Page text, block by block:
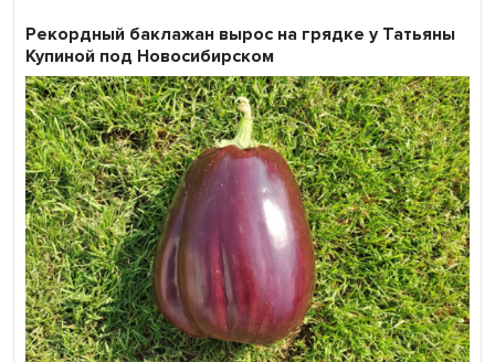
Рекордный баклажан вырос на грядке у Татьяны
Купиной под Новосибирском